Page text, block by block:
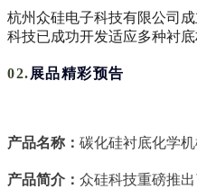
杭州众硅电子科技有限公司
科技已成功开发适应多种衬
02. 展品精彩预告
产品名称： 碳化硅衬底化学
产品简介： 众硅科技重磅推